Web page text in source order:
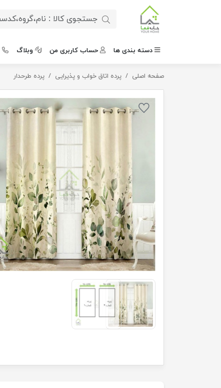
دسته بندی ها حساب کاربری من وبلاگ
صفحه اصلی پرده اتاق خواب و پذیرایی پرده طرحدار پرده طرح گلدار